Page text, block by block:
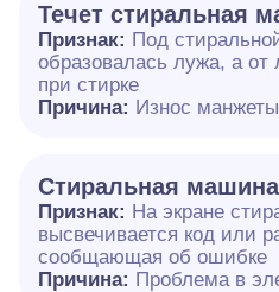
Течет стиральная
Признак: Под
образовалась лужа, а от
при стирке
Причина: Износ
Стиральная
Признак: На экране
высвечивается код или
сообщающая об ошибке
Причина: Проблема в